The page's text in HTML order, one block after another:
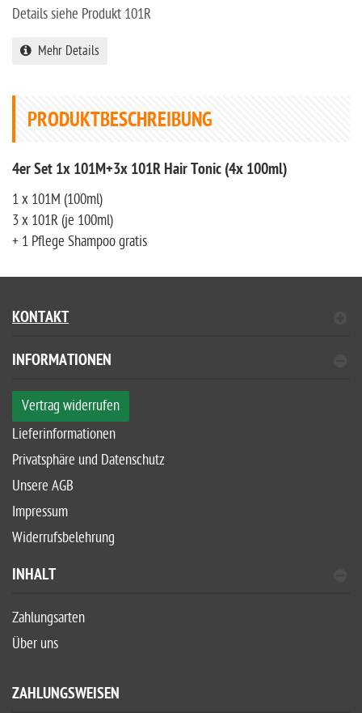
Details siehe Produkt 101R
Mehr Details
PRODUKTBESCHREIBUNG
4er Set 1x 101M+3x 101R Hair Tonic (4x 100ml)
1 x 101M (100ml)
3 x 101R (je 100ml)
+ 1 Pflege Shampoo gratis
KONTAKT
INFORMATIONEN
Vertrag widerrufen
Lieferinformationen
Privatsphäre und Datenschutz
Unsere AGB
Impressum
Widerrufsbelehrung
INHALT
Zahlungsarten
Über uns
ZAHLUNGSWEISEN